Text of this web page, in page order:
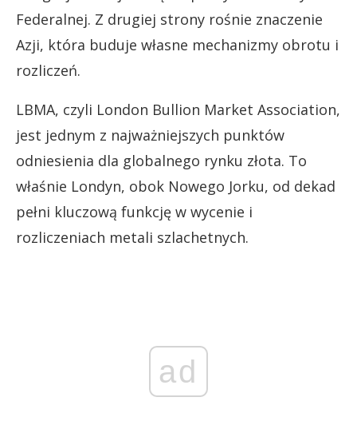
Federalnej. Z drugiej strony rośnie znaczenie
Azji, która buduje własne mechanizmy obrotu i
rozliczeń.
LBMA, czyli London Bullion Market Association,
jest jednym z najważniejszych punktów
odniesienia dla globalnego rynku złota. To
właśnie Londyn, obok Nowego Jorku, od dekad
pełni kluczową funkcję w wycenie i
rozliczeniach metali szlachetnych.
ad